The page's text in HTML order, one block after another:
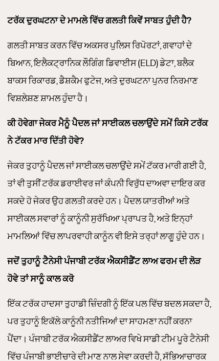
ਟਰੱਕ ਦੁਰਘਟਨਾ ਦੇ ਮਾਮਲੇ ਵਿੱਚ ਗਲਤੀ ਕਿਵੇਂ ਸਾਬਤ ਹੁੰਦੀ ਹੈ?
ਗਲਤੀ ਸਾਬਤ ਕਰਨ ਵਿੱਚ ਅਕਸਰ ਪੁਲਿਸ ਰਿਪੋਰਟਾਂ, ਗਵਾਹਾਂ ਦੇ
ਬਿਆਨ, ਇਲੈਕਟ੍ਰਾਨਿਕ ਲੌਗਿੰਗ ਡਿਵਾਈਸ (ELD) ਡੇਟਾ, ਬਲੈਕ
ਬਾਕਸ ਰਿਕਾਰਡ, ਡੈਸ਼ਕੈਮ ਫੁਟੇਜ, ਅਤੇ ਦੁਰਘਟਨਾ ਪੁਨਰ ਨਿਰਮਾਣ
ਵਿਸ਼ਲੇਸ਼ਣ ਸ਼ਾਮਲ ਹੁੰਦਾ ਹੈ।
ਕੀ ਹੋਵੇਗਾ ਜੇਕਰ ਮੈਨੂੰ ਪੈਦਲ ਜਾਂ ਸਾਈਕਲ ਚਲਾਉਂਦੇ ਸਮੇਂ ਕਿਸੇ ਟਰੱਕ
ਨੇ ਟੱਕਰ ਮਾਰ ਦਿੱਤੀ ਹੋਵੇ?
ਜੇਕਰ ਤੁਹਾਨੂੰ ਪੈਦਲ ਜਾਂ ਸਾਈਕਲ ਚਲਾਉਂਦੇ ਸਮੇਂ ਟੱਕਰ ਮਾਰੀ ਗਈ ਹੈ,
ਤਾਂ ਵੀ ਤੁਸੀਂ ਟਰੱਕ ਡਰਾਈਵਰ ਜਾਂ ਕੰਪਨੀ ਵਿਰੁੱਧ ਦਾਅਵਾ ਦਾਇਰ ਕਰ
ਸਕਦੇ ਹੋ ਜੇਕਰ ਉਹ ਗਲਤੀ ਕਰਦੇ ਹਨ। ਪੈਦਲ ਯਾਤਰੀਆਂ ਅਤੇ
ਸਾਈਕਲ ਸਵਾਰਾਂ ਨੂੰ ਕਾਨੂੰਨੀ ਸੁਰੱਖਿਆ ਪ੍ਰਾਪਤ ਹੈ, ਅਤੇ ਇਨ੍ਹਾਂ
ਮਾਮਲਿਆਂ ਵਿੱਚ ਲਾਪਰਵਾਹੀ ਕਾਨੂੰਨ ਵੀ ਇਸੇ ਤਰ੍ਹਾਂ ਲਾਗੂ ਹੁੰਦੇ ਹਨ।
ਜਦੋਂ ਤੁਹਾਨੂੰ ਟੈਨੇਸੀ ਪੰਜਾਬੀ ਟਰੱਕ ਐਕਸੀਡੈਂਟ ਲਾਅ ਫਰਮ ਦੀ ਲੋੜ
ਹੋਵੇ ਤਾਂ ਸਾਨੂੰ ਕਾਲ ਕਰੋ
ਇੱਕ ਟਰੱਕ ਹਾਦਸਾ ਤੁਹਾਡੀ ਜ਼ਿੰਦਗੀ ਨੂੰ ਇੱਕ ਪਲ ਵਿੱਚ ਬਦਲ ਸਕਦਾ ਹੈ,
ਪਰ ਤੁਹਾਨੂੰ ਇਕੱਲੇ ਕਾਨੂੰਨੀ ਨਤੀਜਿਆਂ ਦਾ ਸਾਹਮਣਾ ਨਹੀਂ ਕਰਨਾ
ਪੈਂਦਾ। ਪੰਜਾਬੀ ਟਰੱਕ ਐਕਸੀਡੈਂਟ ਲਾਅਰ ਵਿਖੇ ਸਾਡੀ ਟੀਮ ਪੂਰੇ ਟੈਨੇਸੀ
ਵਿੱਚ ਪੰਜਾਬੀ ਭਾਈਚਾਰੇ ਦੀ ਮਾਣ ਨਾਲ ਸੇਵਾ ਕਰਦੀ ਹੈ, ਸੱਭਿਆਚਾਰਕ